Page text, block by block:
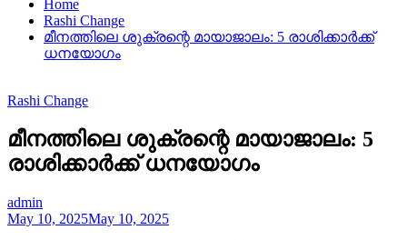
Home
Rashi Change
മീനത്തിലെ ശുക്രന്റെ മായാജാലം: 5 രാശിക്കാർക്ക്
ധനയോഗം
Rashi Change
മീനത്തിലെ ശുക്രന്റെ മായാജാലം: 5
രാശിക്കാർക്ക് ധനയോഗം
admin
May 10, 2025May 10, 2025